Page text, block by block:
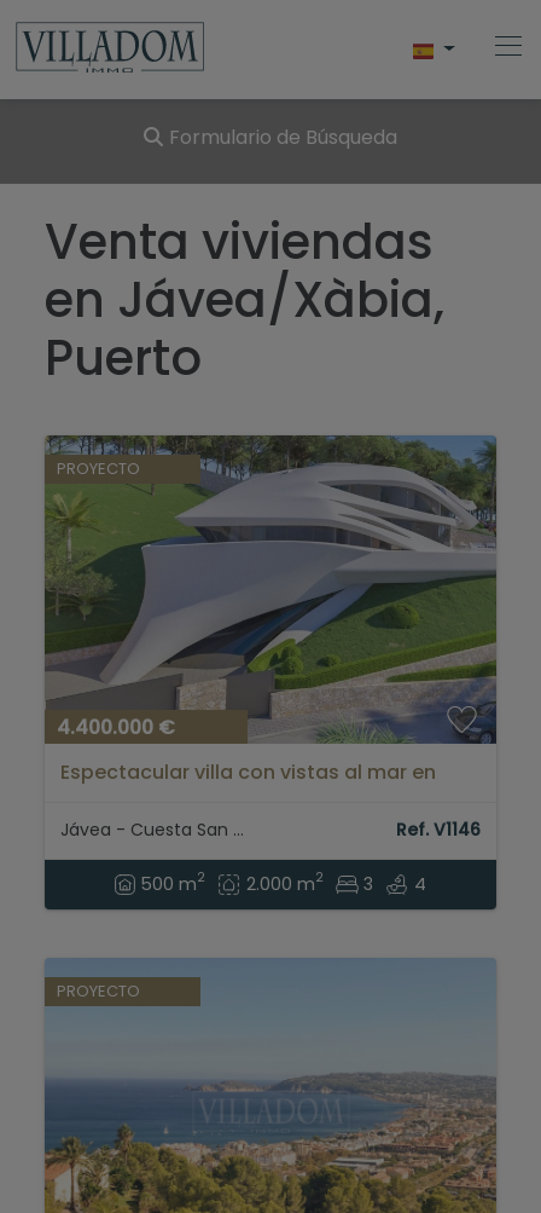
Comprar
Vender
Javea
Servicios
Blog
Contacto
Formulario de Búsqueda
Venta viviendas
en Jávea/Xàbia,
Puerto
PROYECTO
4.400.000 €
Espectacular villa con vistas al mar en
Jávea - Cuesta San Antonio Ref. V1146
500 m2 2.000 m2 3 4
PROYECTO